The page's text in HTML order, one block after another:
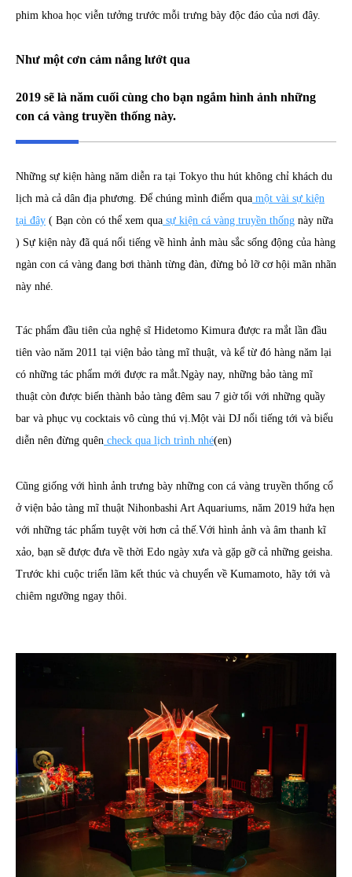
phim khoa học viễn tưởng trước mỗi trưng bày độc đáo của nơi đây.
Như một cơn cảm nắng lướt qua
2019 sẽ là năm cuối cùng cho bạn ngắm hình ảnh những
con cá vàng truyền thống này.
Những sự kiện hàng năm diễn ra tại Tokyo thu hút không chỉ khách du
lịch mà cả dân địa phương. Để chúng mình điểm qua một vài sự kiện
tại đây ( Bạn còn có thể xem qua sự kiện cá vàng truyền thống này nữa
) Sự kiện này đã quá nổi tiếng về hình ảnh màu sắc sống động của hàng
ngàn con cá vàng đang bơi thành từng đàn, đừng bỏ lỡ cơ hội mãn nhãn
này nhé.
Tác phẩm đầu tiên của nghệ sĩ Hidetomo Kimura được ra mắt lần đầu
tiên vào năm 2011 tại viện bảo tàng mĩ thuật, và kể từ đó hàng năm lại
có những tác phẩm mới được ra mắt.Ngày nay, những bảo tàng mĩ
thuật còn được biến thành bảo tàng đêm sau 7 giờ tối với những quầy
bar và phục vụ cocktais vô cùng thú vị.Một vài DJ nổi tiếng tới và biểu
diễn nên đừng quên check qua lịch trình nhé(en)
Cũng giống với hình ảnh trưng bày những con cá vàng truyền thống cổ
ở viện bảo tàng mĩ thuật Nihonbashi Art Aquariums, năm 2019 hứa hẹn
với những tác phẩm tuyệt vời hơn cả thế.Với hình ảnh và âm thanh kĩ
xảo, bạn sẽ được đưa về thời Edo ngày xưa và gặp gỡ cả những geisha.
Trước khi cuộc triển lãm kết thúc và chuyển về Kumamoto, hãy tới và
chiêm ngưỡng ngay thôi.